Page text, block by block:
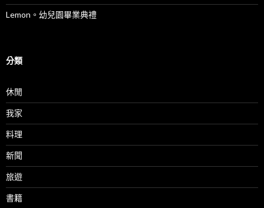
Lemon。幼兒園畢業典禮
分類
休閒
我家
料理
新聞
旅遊
書籍